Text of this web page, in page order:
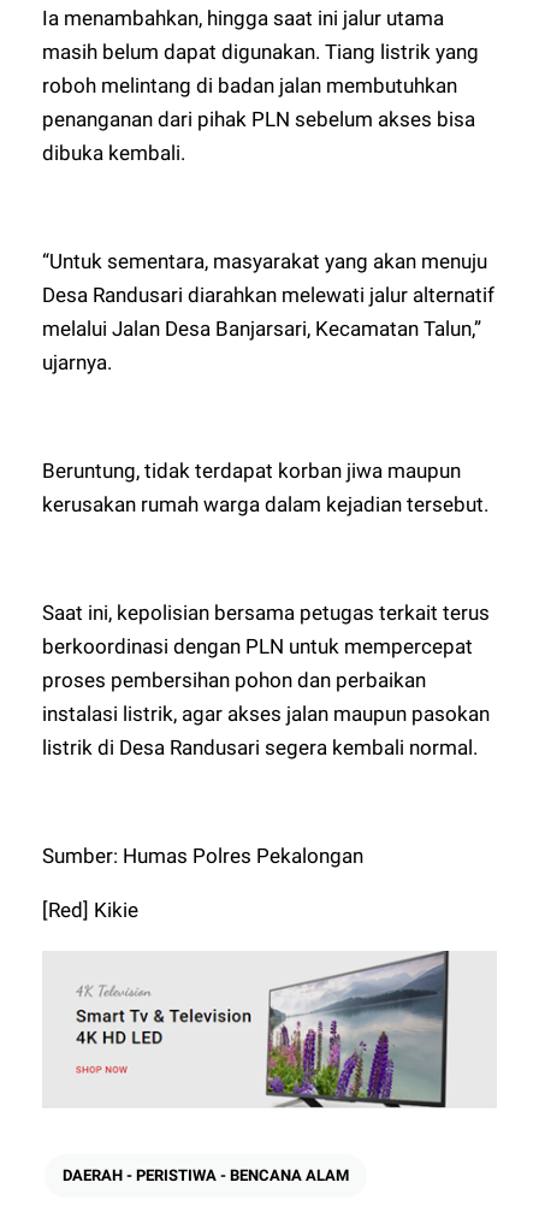
Ia menambahkan, hingga saat ini jalur utama
masih belum dapat digunakan. Tiang listrik yang
roboh melintang di badan jalan membutuhkan
penanganan dari pihak PLN sebelum akses bisa
dibuka kembali.
“Untuk sementara, masyarakat yang akan menuju
Desa Randusari diarahkan melewati jalur alternatif
melalui Jalan Desa Banjarsari, Kecamatan Talun,”
ujarnya.
Beruntung, tidak terdapat korban jiwa maupun
kerusakan rumah warga dalam kejadian tersebut.
Saat ini, kepolisian bersama petugas terkait terus
berkoordinasi dengan PLN untuk mempercepat
proses pembersihan pohon dan perbaikan
instalasi listrik, agar akses jalan maupun pasokan
listrik di Desa Randusari segera kembali normal.
Sumber: Humas Polres Pekalongan
[Red] Kikie
DAERAH - PERISTIWA - BENCANA ALAM